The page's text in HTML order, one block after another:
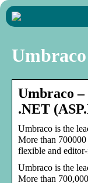
Umbraco –
.NET
Umbraco is the
More than
flexible and
Umbraco is the
More than